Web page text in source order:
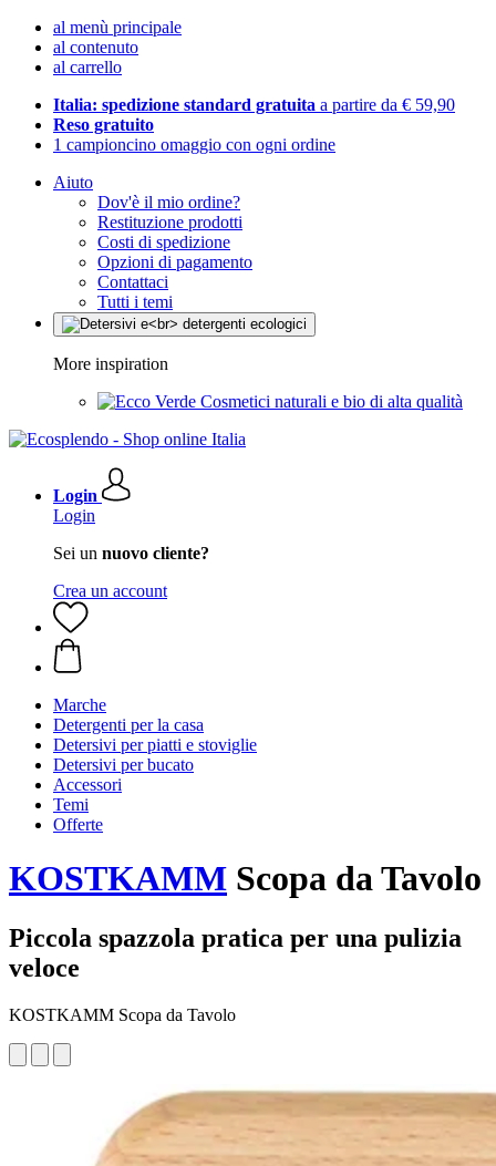
al menù principale
al contenuto
al carrello
Italia: spedizione standard gratuita a partire da € 59,90
Reso gratuito
1 campioncino omaggio con ogni ordine
Aiuto
Dov'è il mio ordine?
Restituzione prodotti
Costi di spedizione
Opzioni di pagamento
Contattaci
Tutti i temi
More inspiration
Cosmetici naturali e bio di alta qualità
Login
Login
Sei un nuovo cliente?
Crea un account
Marche
Detergenti per la casa
Detersivi per piatti e stoviglie
Detersivi per bucato
Accessori
Temi
Offerte
KOSTKAMM Scopa da Tavolo
Piccola spazzola pratica per una pulizia
veloce
KOSTKAMM Scopa da Tavolo